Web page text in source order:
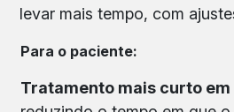
levar mais tempo, com
Para o paciente:
Tratamento mais curto